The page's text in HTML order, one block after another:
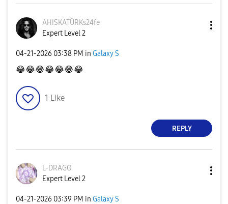
AHISKATÜRKs24fe
Expert Level 2
‎04-21-2026 03:38 PM in Galaxy S
😂😂😂😂😂😂😂
1 Like
REPLY
L-DRAGO
Expert Level 2
‎04-21-2026 03:39 PM in Galaxy S